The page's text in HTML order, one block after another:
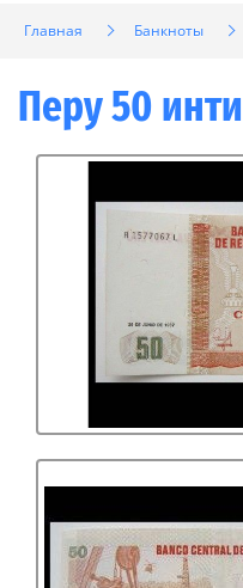
Главная Банкноты
Перу 50 инти